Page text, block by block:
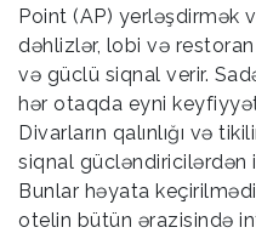
Point (AP) yerləşdirmək
dəhlizlər, lobi və
və güclü siqnal verir.
hər otaqda eyni
Divarların qalınlığı və
siqnal gücləndiricilərdən
Bunlar həyata
otelin bütün ərazisində